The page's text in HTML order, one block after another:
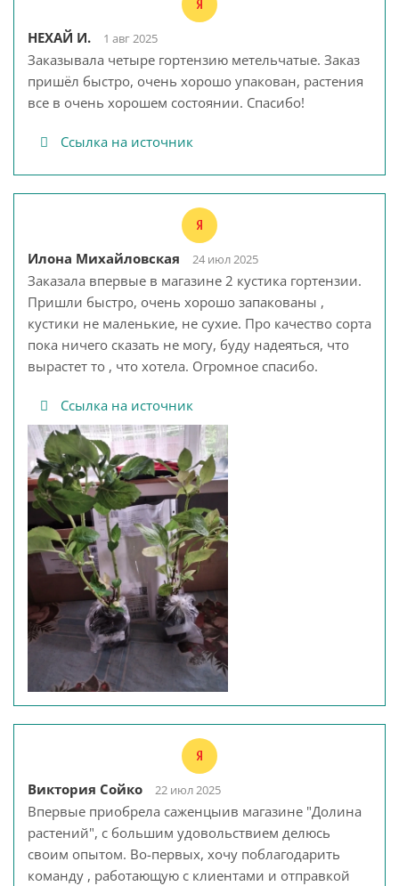
НЕХАЙ И. 1 авг 2025
Заказывала четыре гортензию метельчатые. Заказ
пришёл быстро, очень хорошо упакован, растения
все в очень хорошем состоянии. Спасибо!
Ссылка на источник
Илона Михайловская 24 июл 2025
Заказала впервые в магазине 2 кустика гортензии.
Пришли быстро, очень хорошо запакованы ,
кустики не маленькие, не сухие. Про качество сорта
пока ничего сказать не могу, буду надеяться, что
вырастет то , что хотела. Огромное спасибо.
Ссылка на источник
Виктория Сойко 22 июл 2025
Впервые приобрела саженцыив магазине "Долина
растений", с большим удовольствием делюсь
своим опытом. Во-первых, хочу поблагодарить
команду , работающую с клиентами и отправкой